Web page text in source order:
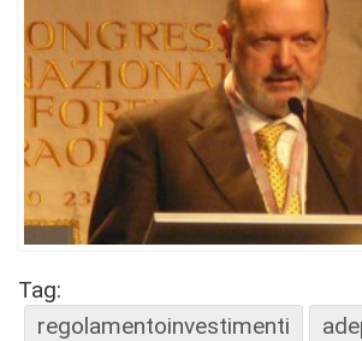
Tag:
regolamentoinvestimenti